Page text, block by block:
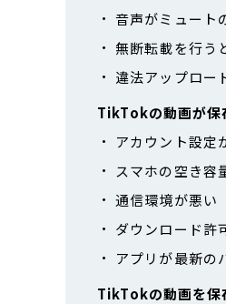
音声がミュート
無断転載を行う
違法アップロー
TikTokの動画が保
アカウント設定
スマホの空き容
通信環境が悪い
ダウンロード許
アプリが最新の
TikTokの動画を保